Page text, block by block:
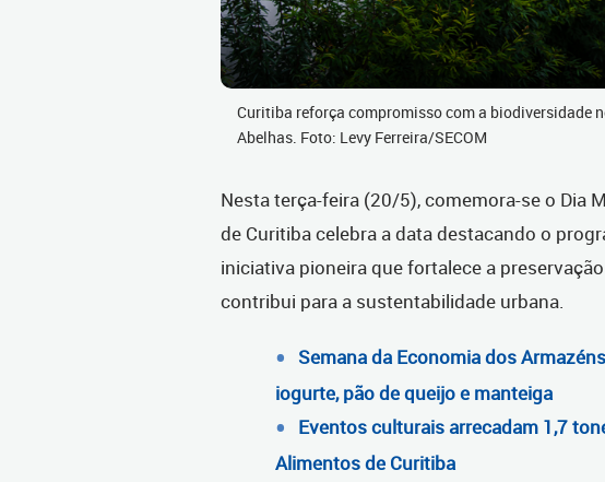
Curitiba reforça compromisso com a biodiversidade
Abelhas. Foto: Levy Ferreira/SECOM
Nesta terça-feira (20/5), comemora-se o Dia
de Curitiba celebra a data destacando o
iniciativa pioneira que fortalece a
contribui para a sustentabilidade urbana.
Semana da Economia dos
iogurte, pão de queijo e manteiga
Eventos culturais arrecadam 1,7
Alimentos de Curitiba